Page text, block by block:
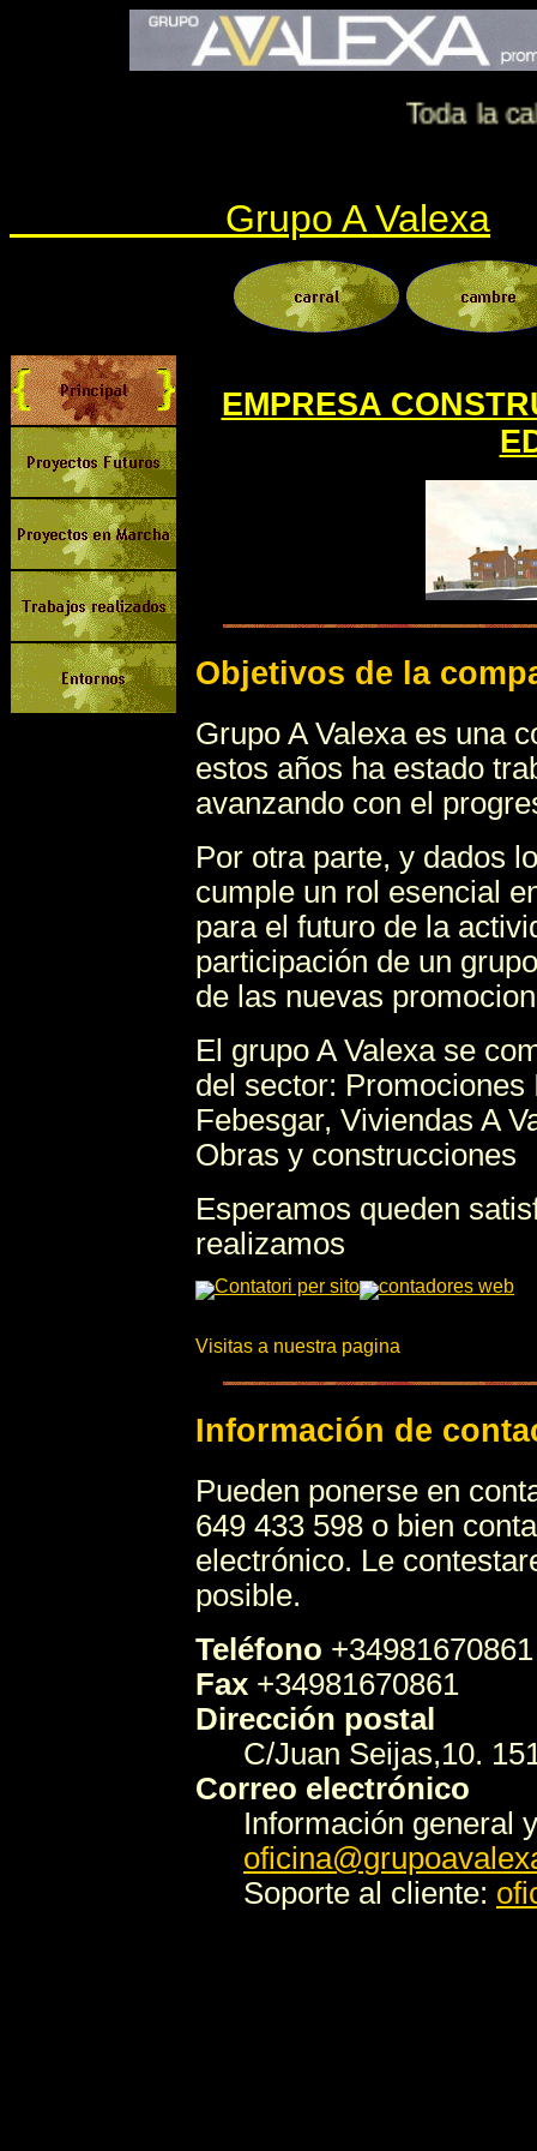
Toda la
Grupo A Valexa
EMPRESA
Objetivos de la
Grupo AValexa es una
estos años ha estado
avanzando con el
Por otra parte, y dados
cumple un rol esencial
para el futuro de l a
participación de un
de las nuevas
El grupo A Valexa se
del sector:
Febesgar, Viviendas A
Obras y construcciones
Esperamos queden
realizamos
Visitas a nuestra pagina
Información de
Pueden ponerse en
649 433 598 o bien
electrónico. Le
posible.
Teléfono +34981670861
Fax +34981670861
Dirección postal
C/Juan Seijas,10.
Correo electrónico
Información general
oficina@
Soporte al cliente: